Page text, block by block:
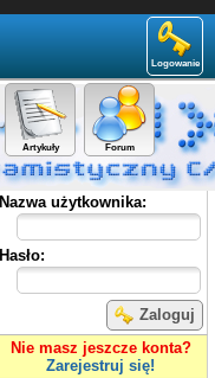
Logowanie
Artykuły Forum
Panel użytkownika
Nazwa użytkownika:
Hasło:
Zaloguj
Nie masz jeszcze konta?
Zarejestruj się!